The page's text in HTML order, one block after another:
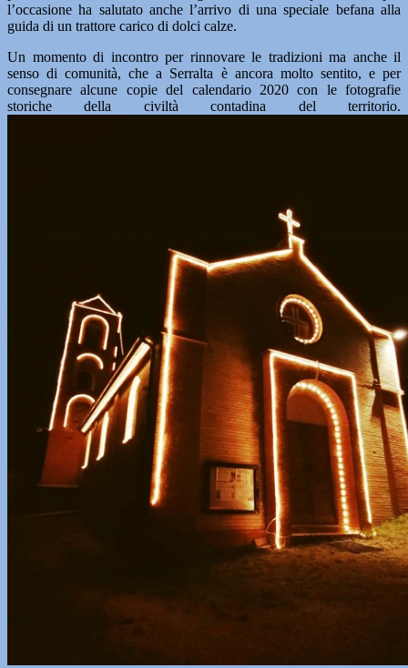
l’occasione ha salutato anche l’arrivo di una speciale befana alla
guida di un trattore carico di dolci calze.
Un momento di incontro per rinnovare le tradizioni ma anche il
senso di comunità, che a Serralta è ancora molto sentito, e per
consegnare alcune copie del calendario 2020 con le fotografie
storiche della civiltà contadina del territorio.